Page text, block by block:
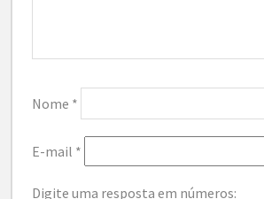
Nome *
E-mail *
Digite uma resposta em números: